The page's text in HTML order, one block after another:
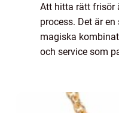
Att hitta rätt frisör
process. Det är
magiska
och service som